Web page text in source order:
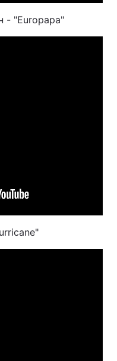
- "Europapa"